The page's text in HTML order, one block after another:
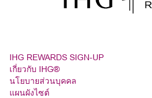
IHG REWARDS SIGN-UP
เกี่ยวกับ IHG®
นโยบายส่วนบุคคล
แผนผังไซต์